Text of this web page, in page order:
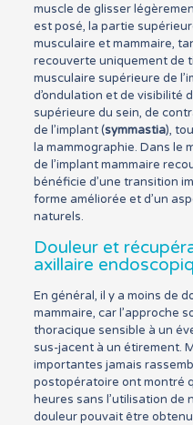
muscle de glisser
est posé, la partie
musculaire et mammaire,
recouverte uniquement de
musculaire supérieure de
d’ondulation et de visibilité
supérieure du sein, de
de l’implant (symmastia),
la mammographie. Dans le
de l’implant mammaire
bénéficie d’une transition
forme améliorée et d’un
naturels.
Douleur et
axillaire
En général, il y a moins de
mammaire, car l’approche
thoracique sensible à un
sus-jacent à un étirement.
importantes jamais
postopératoire ont montré
heures sans l’utilisation de
douleur pouvait être